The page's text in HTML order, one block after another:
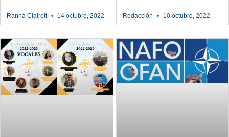
Ranná Clairott 14 octubre, 2022 Redacción 10 octubre, 2022